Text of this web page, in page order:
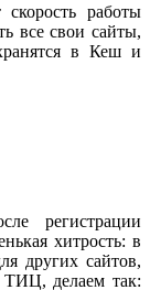
работы
все свои сайты,
в Кеш и
регистрации
хитрость: в
других сайтов,
ТИЦ, делаем так: